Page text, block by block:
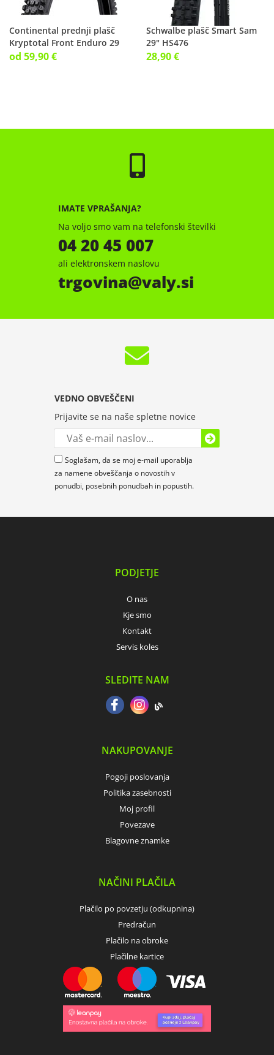
Continental prednji plašč
Kryptotal Front Enduro 29
od 59,90 €
Schwalbe plašč Smart Sam
29" HS476
28,90 €
IMATE VPRAŠANJA?
Na voljo smo vam na telefonski številki
04 20 45 007
ali elektronskem naslovu
trgovina valy.si
VEDNO OBVEŠČENI
Prijavite se na naše spletne novice
Soglašam, da se moj e-mail uporablja
za namene obveščanja o novostih v
ponudbi, posebnih ponudbah in popustih.
PODJETJE
O nas
Kje smo
Kontakt
Servis koles
SLEDITE NAM
NAKUPOVANJE
Pogoji poslovanja
Politika zasebnosti
Moj profil
Povezave
Blagovne znamke
NAČINI PLAČILA
Plačilo po povzetju (odkupnina)
Predračun
Plačilo na obroke
Plačilne kartice